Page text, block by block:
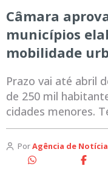
Câmara
municípios
mobilidade
Prazo vai até abril
de 250 mil
cidades menores.
PorAgência de